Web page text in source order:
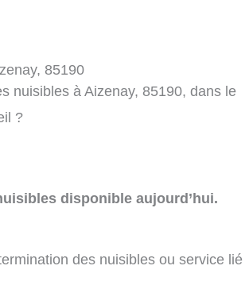
85190
nuisibles à Aizenay, 85190, dans le
?
disponible aujourd’hui.
des nuisibles ou service lié